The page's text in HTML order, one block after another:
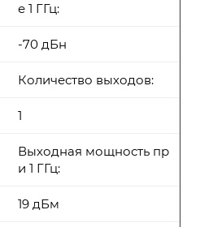
е 1 ГГц:
-70 дБн
Количество выходов:
1
Выходная мощность пр
и 1 ГГц:
19 дБм